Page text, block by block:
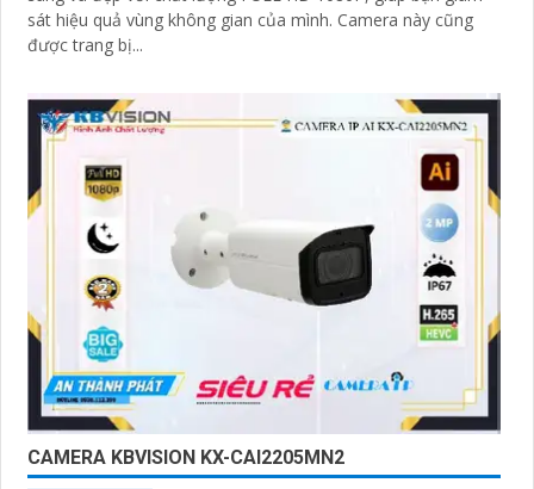
sát hiệu quả vùng không gian của mình. Camera này cũng
được trang bị...
CAMERA KBVISION KX-CAI2205MN2